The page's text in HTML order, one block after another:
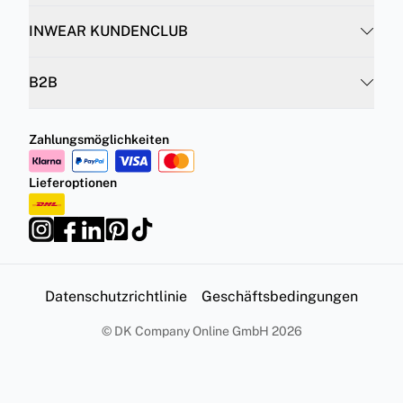
INWEAR KUNDENCLUB
B2B
Zahlungsmöglichkeiten
Lieferoptionen
Datenschutzrichtlinie Geschäftsbedingungen
© DK Company Online GmbH 2026